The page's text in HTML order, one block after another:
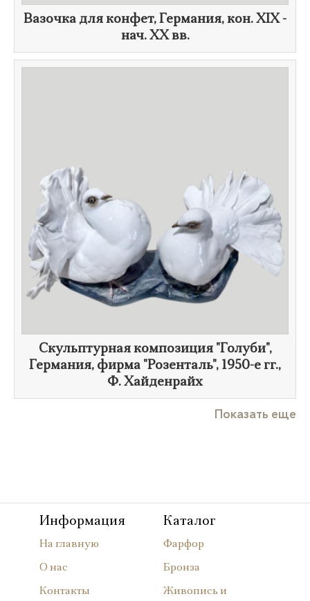
Вазочка для конфет, Германия, кон. XIX -
нач. XX вв.
Скульптурная композиция "Голуби",
Германия, фирма "Розенталь", 1950-е гг.,
Ф. Хайденрайх
Показать еще
Информация
На главную
О нас
Контакты
Каталог
Фарфор
Бронза
Живопись и